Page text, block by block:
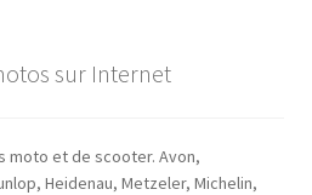
sur Internet
moto et de scooter. Avon,
Heidenau, Metzeler, Michelin,